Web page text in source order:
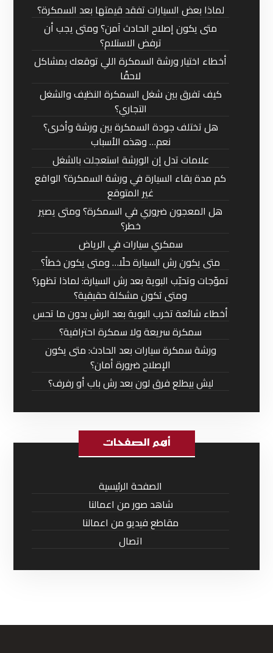
لماذا بعض السيارات تفقد قيمتها بعد السمكرة؟
متى يكون إصلاح الحادث آمن؟ ومتى يجب أن
ترفض الاستلام؟
أخطاء اختيار ورشة السمكرة اللي توقعك بمشاكل
لاحقًا
كيف تفرق بين شغل السمكرة النظيف والشغل
التجاري؟
هل تختلف جودة السمكرة بين ورشة وأخرى؟
نعم… وهذه الأسباب
علامات تدل إن الورشة استعجلت بالشغل
كم مدة بقاء السيارة في ورشة السمكرة؟ الواقع
غير المتوقع
هل المعجون ضروري في السمكرة؟ ومتى يصير
خطر؟
سمكري سيارات في الرياض
متى يكون رش السيارة حلًا… ومتى يكون خطأ؟
تموّجات وتحبّب البوية بعد رش السيارة: لماذا تظهر؟
ومتى تكون مشكلة حقيقية؟
أخطاء شائعة تخرب البوية بعد الرش بدون ما تحس
سمكرة سريعة ولا سمكرة احترافية؟
ورشة سمكرة سيارات بعد الحادث: متى يكون
الإصلاح ضرورة أمان؟
ليش بيطلع فرق لون بعد رش باب أو رفرف؟
أهم الصفحات
الصفحة الرئيسية
شاهد صور من اعمالنا
مقاطع فيديو من اعمالنا
اتصال